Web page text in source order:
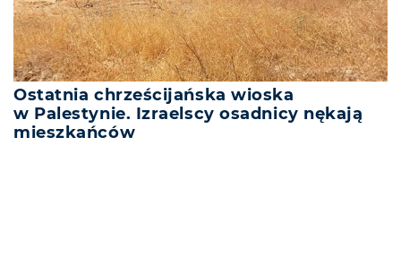
Ostatnia chrześcijańska wioska
w Palestynie. Izraelscy osadnicy nękają
mieszkańców